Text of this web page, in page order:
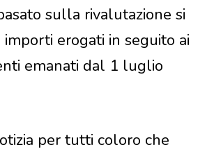
sulla rivalutazione si
erogati in seguito ai
emanati dal 1 luglio
per tutti coloro che